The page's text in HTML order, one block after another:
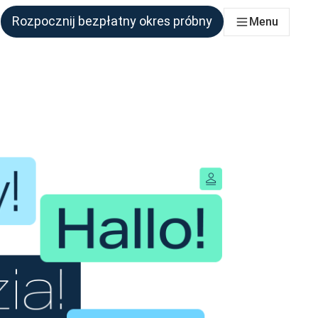
Rozpocznij bezpłatny okres próbny Menu